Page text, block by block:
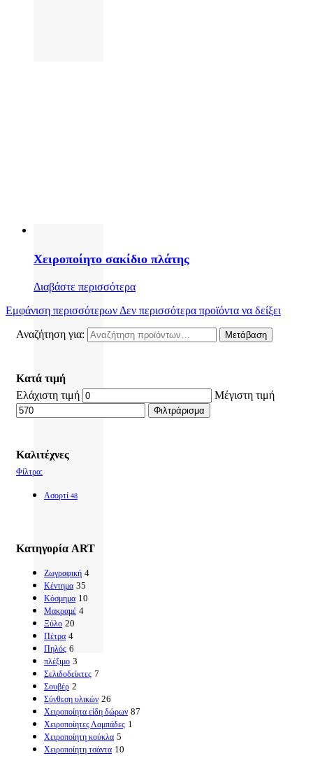
Χειροποίητο σακίδιο πλάτης
Διαβάστε περισσότερα
Εμφάνιση περισσότερων Δεν περισσότερα προϊόντα να δείξει
Αναζήτηση για:
Μετάβαση
Κατά τιμή
Ελάχιστη τιμή
Μέγιστη τιμή
Φιλτράρισμα
Καλιτέχνες
Φίλτρα:
Ασορτί 48
Κατηγορία ART
Ζωγραφική 4
Κέντημα 35
Κόσμημα 10
Μακραμέ 4
Ξύλο 20
Πέτρα 4
Πηλός 6
πλέξιμο 3
Σελιδοδείκτες 7
Σουβέρ 2
Σύνθεση υλικών 26
Χειροποίητα είδη δώρων 87
Χειροποίητες Λαμπάδες 1
Χειροποίητη κούκλα 5
Χειροποίητη τσάντα 10